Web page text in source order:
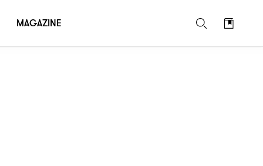
MAGAZINE
HERO